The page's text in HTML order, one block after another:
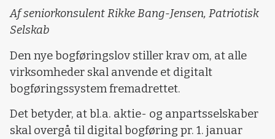
Af seniorkonsulent Rikke Bang-Jensen, Patriotisk
Selskab
Den nye bogføringslov stiller krav om, at alle
virksomheder skal anvende et digitalt
bogføringssystem fremadrettet.
Det betyder, at bl.a. aktie- og anpartsselskaber
skal overgå til digital bogføring pr. 1. januar